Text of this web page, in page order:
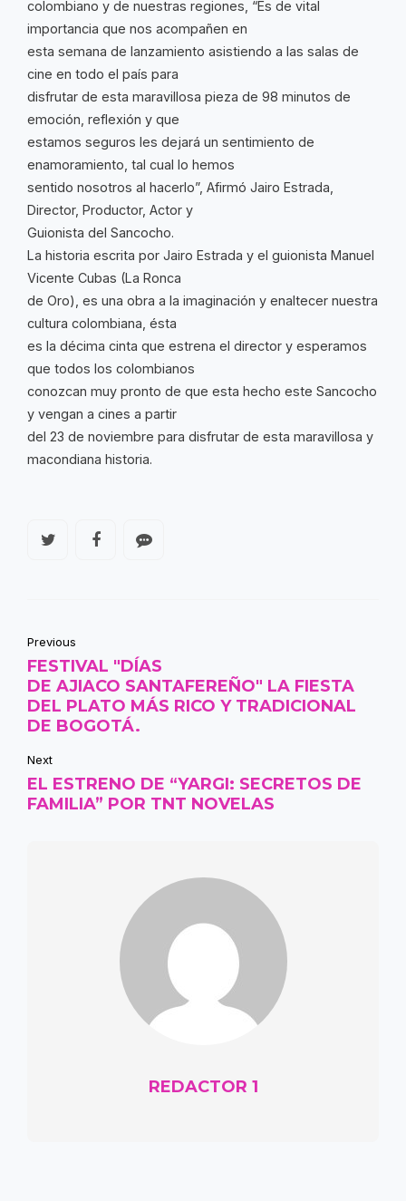
colombiano y de nuestras regiones, “Es de vital
importancia que nos acompañen en
esta semana de lanzamiento asistiendo a las salas de
cine en todo el país para
disfrutar de esta maravillosa pieza de 98 minutos de
emoción, reflexión y que
estamos seguros les dejará un sentimiento de
enamoramiento, tal cual lo hemos
sentido nosotros al hacerlo”, Afirmó Jairo Estrada,
Director, Productor, Actor y
Guionista del Sancocho.
La historia escrita por Jairo Estrada y el guionista Manuel
Vicente Cubas (La Ronca
de Oro), es una obra a la imaginación y enaltecer nuestra
cultura colombiana, ésta
es la décima cinta que estrena el director y esperamos
que todos los colombianos
conozcan muy pronto de que esta hecho este Sancocho
y vengan a cines a partir
del 23 de noviembre para disfrutar de esta maravillosa y
macondiana historia.
Previous
FESTIVAL "DÍAS
DE AJIACO SANTAFEREÑO" LA FIESTA
DEL PLATO MÁS RICO Y TRADICIONAL
DE BOGOTÁ.
Next
EL ESTRENO DE “YARGI: SECRETOS DE
FAMILIA” POR TNT NOVELAS
REDACTOR 1